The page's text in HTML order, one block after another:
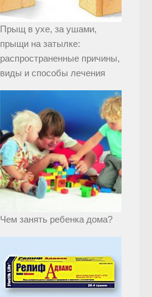
Прыщ в ухе, за ушами,
прыщи на затылке:
распространенные причины,
виды и способы лечения
Чем занять ребенка дома?